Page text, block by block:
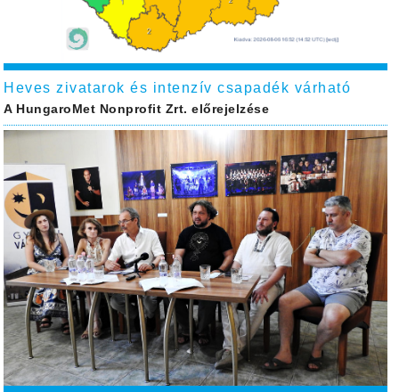
Heves zivatarok és intenzív csapadék várható
A HungaroMet Nonprofit Zrt. előrejelzése